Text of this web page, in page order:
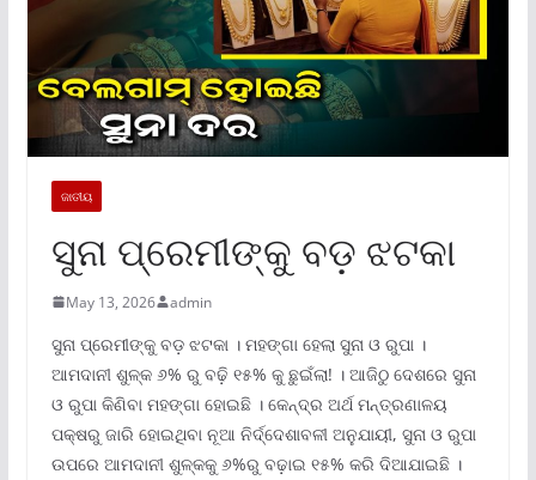
ଜାତୀୟ
ସୁନା ପ୍ରେମୀଙ୍କୁ ବଡ଼ ଝଟକା
May 13, 2026 admin
ସୁନା ପ୍ରେମୀଙ୍କୁ ବଡ଼ ଝଟକା । ମହଙ୍ଗା ହେଲା ସୁନା ଓ ରୁପା ।
ଆମଦାନୀ ଶୁଳ୍କ ୬% ରୁ ବଢ଼ି ୧୫% କୁ ଛୁଇଁଲା! । ଆଜିଠୁ ଦେଶରେ ସୁନା
ଓ ରୁପା କିଣିବା ମହଙ୍ଗା ହୋଇଛି । କେନ୍ଦ୍ର ଅର୍ଥ ମନ୍ତ୍ରଣାଳୟ
ପକ୍ଷରୁ ଜାରି ହୋଇଥିବା ନୂଆ ନିର୍ଦ୍ଦେଶାବଳୀ ଅନୁଯାୟୀ, ସୁନା ଓ ରୁପା
ଉପରେ ଆମଦାନୀ ଶୁଳ୍କକୁ ୬%ରୁ ବଢ଼ାଇ ୧୫% କରି ଦିଆଯାଇଛି ।